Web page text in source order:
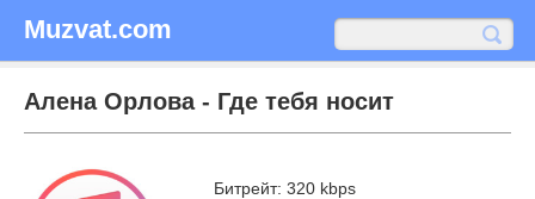
Muzvat.com
Алена Орлова - Где тебя носит
Битрейт: 320 kbps